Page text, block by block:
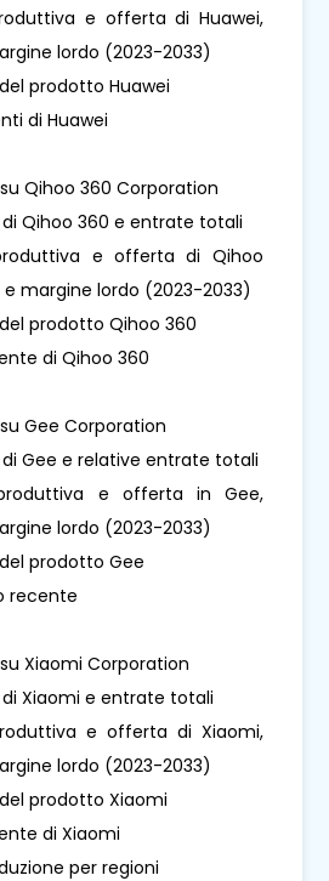
e offerta di Huawei,
lordo (2023-2033)
prodotto Huawei
di Huawei
Qihoo 360 Corporation
Qihoo 360 e entrate totali
e offerta di Qihoo
e margine lordo (2023-2033)
prodotto Qihoo 360
di Qihoo 360
Gee Corporation
Gee e relative entrate totali
e offerta in Gee,
lordo (2023-2033)
prodotto Gee
recente
Xiaomi Corporation
Xiaomi e entrate totali
e offerta di Xiaomi,
lordo (2023-2033)
prodotto Xiaomi
di Xiaomi
per regioni